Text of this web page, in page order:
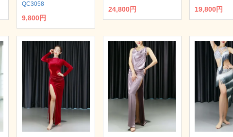
QC3058
9,800円
24,800円 19,800円